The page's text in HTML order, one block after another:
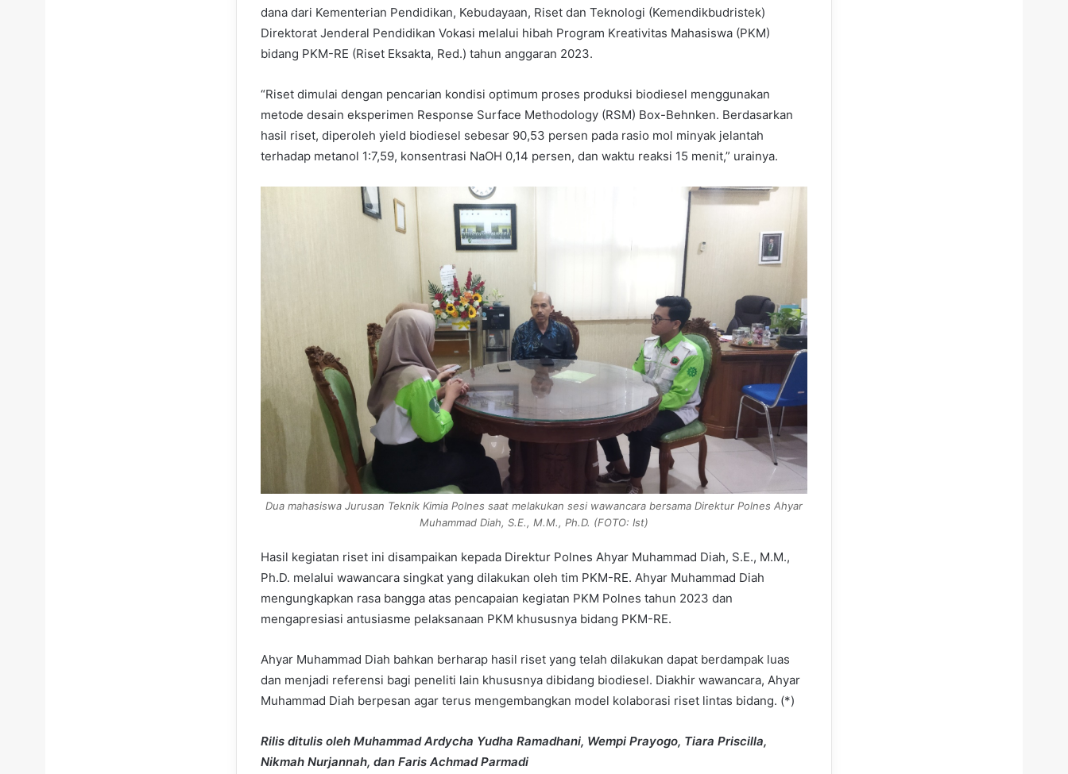
dana dari Kementerian Pendidikan, Kebudayaan, Riset dan Teknologi (Kemendikbudristek)
Direktorat Jenderal Pendidikan Vokasi melalui hibah Program Kreativitas Mahasiswa (PKM)
bidang PKM-RE (Riset Eksakta, Red.) tahun anggaran 2023.
“Riset dimulai dengan pencarian kondisi optimum proses produksi biodiesel menggunakan
metode desain eksperimen Response Surface Methodology (RSM) Box-Behnken. Berdasarkan
hasil riset, diperoleh yield biodiesel sebesar 90,53 persen pada rasio mol minyak jelantah
terhadap metanol 1:7,59, konsentrasi NaOH 0,14 persen, dan waktu reaksi 15 menit,” urainya.
Dua mahasiswa Jurusan Teknik Kimia Polnes saat melakukan sesi wawancara bersama Direktur Polnes Ahyar
Muhammad Diah, S.E., M.M., Ph.D. (FOTO: Ist)
Hasil kegiatan riset ini disampaikan kepada Direktur Polnes Ahyar Muhammad Diah, S.E., M.M.,
Ph.D. melalui wawancara singkat yang dilakukan oleh tim PKM-RE. Ahyar Muhammad Diah
mengungkapkan rasa bangga atas pencapaian kegiatan PKM Polnes tahun 2023 dan
mengapresiasi antusiasme pelaksanaan PKM khususnya bidang PKM-RE.
Ahyar Muhammad Diah bahkan berharap hasil riset yang telah dilakukan dapat berdampak luas
dan menjadi referensi bagi peneliti lain khususnya dibidang biodiesel. Diakhir wawancara, Ahyar
Muhammad Diah berpesan agar terus mengembangkan model kolaborasi riset lintas bidang. (*)
Rilis ditulis oleh Muhammad Ardycha Yudha Ramadhani, Wempi Prayogo, Tiara Priscilla,
Nikmah Nurjannah, dan Faris Achmad Parmadi